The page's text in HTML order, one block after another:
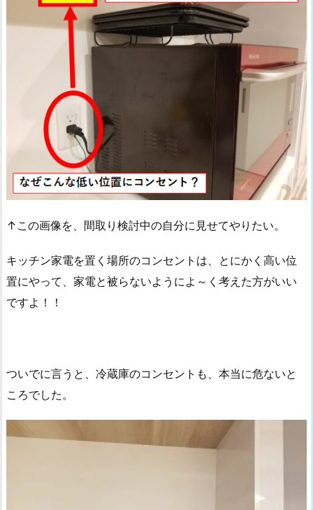
↑この画像を、間取り検討中の自分に見せてやりたい。
キッチン家電を置く場所のコンセントは、とにかく高い位
置にやって、家電と被らないようによ～く考えた方がいい
ですよ！！
ついでに言うと、冷蔵庫のコンセントも、本当に危ないと
ころでした。